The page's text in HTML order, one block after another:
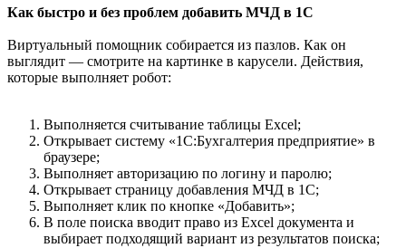
Как быстро и без проблем добавить МЧД в 1С
Виртуальный помощник собирается из пазлов. Как он
выглядит — смотрите на картинке в карусели. Действия,
которые выполняет робот:
Выполняется считывание таблицы Excel;
Открывает систему «1С:Бухгалтерия предприятие» в
браузере;
Выполняет авторизацию по логину и паролю;
Открывает страницу добавления МЧД в 1С;
Выполняет клик по кнопке «Добавить»;
В поле поиска вводит право из Excel документа и
выбирает подходящий вариант из результатов поиска;